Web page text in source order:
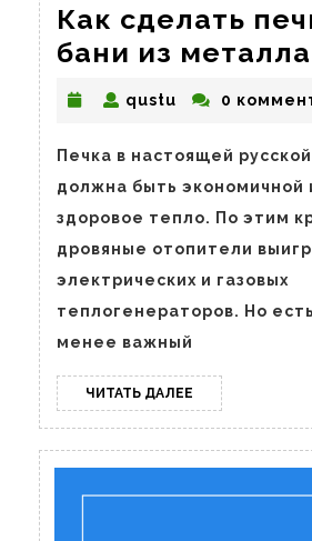
Как сделать
бани из металла
qustu qustu0
Печка в настоящей
должна быть экономичной
здоровое тепло. По этим
дровяные отопители
электрических и газовых
теплогенераторов. Но
менее важный
ЧИТАТЬ ДАЛЕЕ ЧИТАТЬ
ДАЛЕЕ